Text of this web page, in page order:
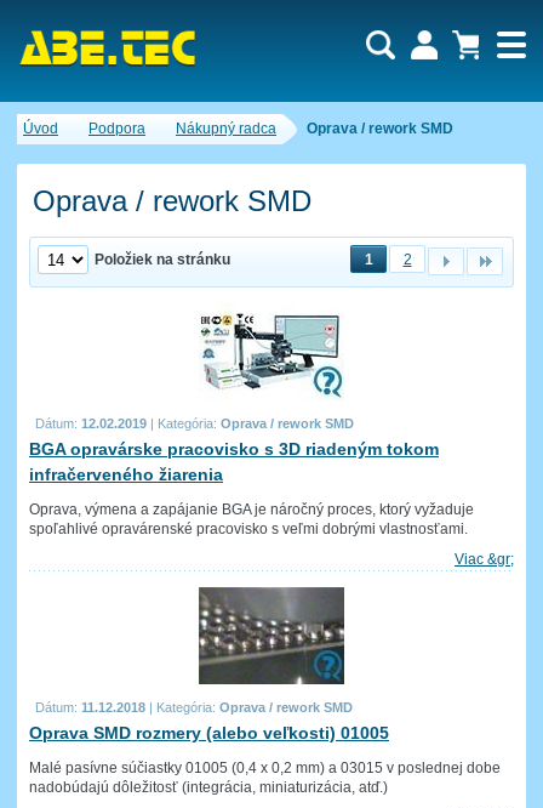
Úvod Podpora Nákupný radca Oprava / rework SMD
Oprava / rework SMD
Položiek na stránku 1 2
Dátum: 12.02.2019 Kategória: Oprava / rework SMD
BGA opravárske pracovisko s 3D riadeným tokom
infračerveného žiarenia
Oprava, výmena a zapájanie BGA je náročný proces, ktorý vyžaduje
spoľahlivé opravárenské pracovisko s veľmi dobrými vlastnosťami.
Viac &gr;
Dátum: 11.12.2018 Kategória: Oprava / rework SMD
Oprava SMD rozmery (alebo veľkosti) 01005
Malé pasívne súčiastky 01005 (0,4 x 0,2 mm) a 03015 v poslednej dobe
nadobúdajú dôležitosť (integrácia, miniaturizácia, atď.)
Dopytový košík je prázdny!
Počet produktov: